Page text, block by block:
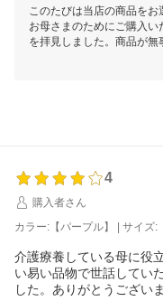
無地の物もあるといいで
まだ着てもらっていな
このたびは当店の商品をお
お母さまのためにご購入
を拝見しました。商品が無
げております。
せたがや介護
森田あかり
4
購入者さん
カラー:【パープル】 | サイズ:
介護療養している母に役
い易い品物で世話してい
した。ありがとうございま